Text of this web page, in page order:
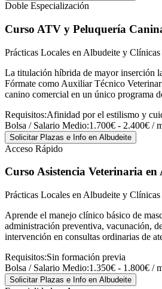
Doble Especialización
Curso ATV y Peluquería
Prácticas Locales en Albudeite y Clínicas
La titulación híbrida de mayor inserción
Fórmate como Auxiliar Técnico
canino comercial en un único programa
Requisitos:Afinidad por el estilismo y
Bolsa / Salario Medio:1.700€ - 2.400€ /
Solicitar Plazas e Info en Albudeite
Acceso Rápido
Curso Asistencia Veterinaria en
Prácticas Locales en Albudeite y Clínicas
Aprende el manejo clínico básico de
administración preventiva, vacunación,
intervención en consultas ordinarias de
Requisitos:Sin formación previa
Bolsa / Salario Medio:1.350€ - 1.800€ /
Solicitar Plazas e Info en Albudeite